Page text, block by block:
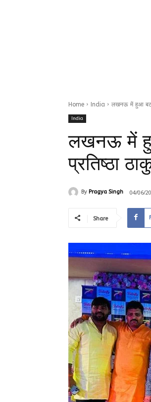
Home India लखनऊ में हुआ
India
लखनऊ में
प्रतिष्ठा
By Pragya Singh 04/06/
Share